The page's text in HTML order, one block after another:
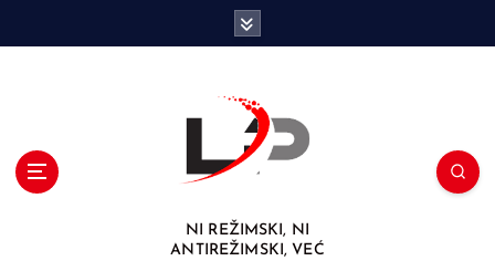
NI REŽIMSKI, NI
ANTIREŽIMSKI, VEĆ